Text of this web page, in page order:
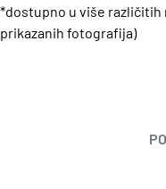
*dostupno u više različitih
prikazanih fotografija)